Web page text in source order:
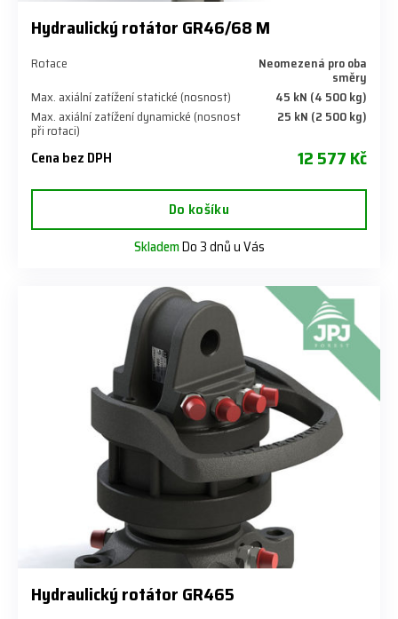
Hydraulický rotátor GR46/68 M
Rotace Neomezená pro oba
směry
Max. axiální zatížení statické (nosnost)
45 kN (4 500 kg)
Max. axiální zatížení dynamické (nosnost
při rotaci)
25 kN (2 500 kg)
Cena bez DPH 12 577 Kč
Do košíku
SklademDo 3 dnů u Vás
Hydraulický rotátor GR465